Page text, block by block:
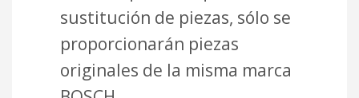
sustitución de piezas, sólo se
proporcionarán piezas
originales de la misma marca